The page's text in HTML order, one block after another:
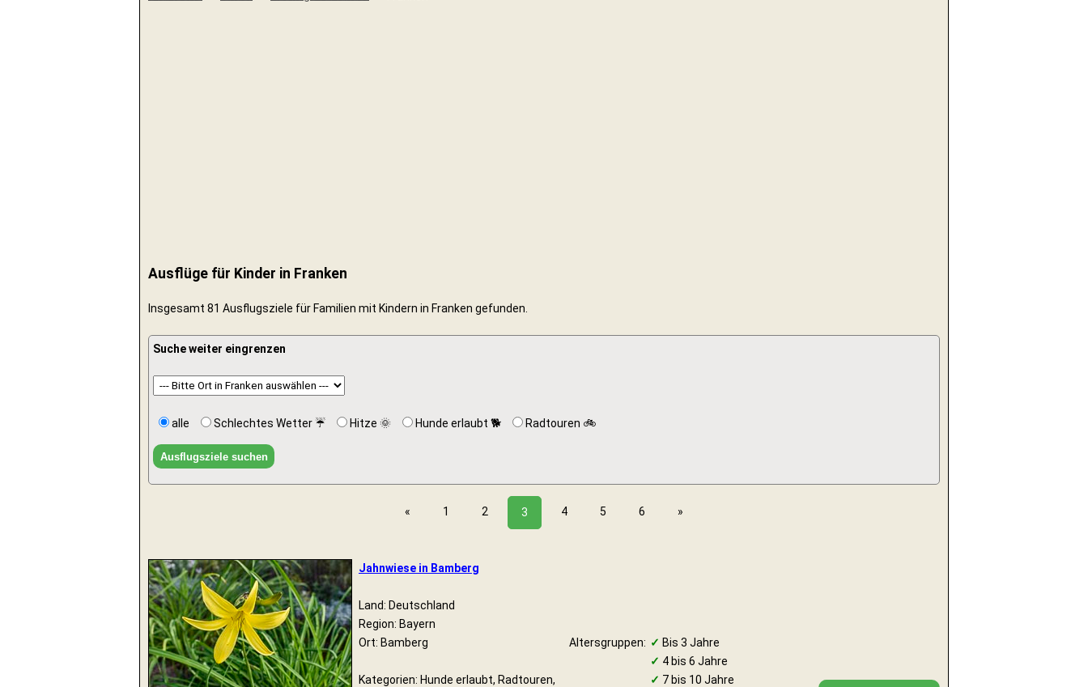
Ausflüge für Kinder in Franken
Insgesamt 81 Ausflugsziele für Familien mit Kindern in Franken gefunden.
Suche weiter eingrenzen
alle Schlechtes Wetter ☔ Hitze 🌞 Hunde erlaubt 🐕 Radtouren 🚲
« 1 2 3 4 5 6 »
Jahnwiese in Bamberg
Land: Deutschland
Region: Bayern
Ort: Bamberg
Kategorien: Hunde erlaubt, Radtouren,
Altersgruppen: ✓ Bis 3 Jahre
✓ 4 bis 6 Jahre
✓ 7 bis 10 Jahre